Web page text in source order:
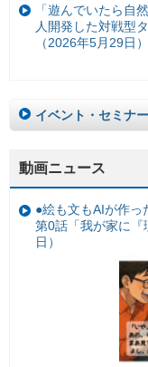
「遊んでいたら自
人開発した対戦型
（2026年5月29日）
イベント・セミナ
動画ニュース
●絵も文もAIが作っ
第0話「我が家に
日）